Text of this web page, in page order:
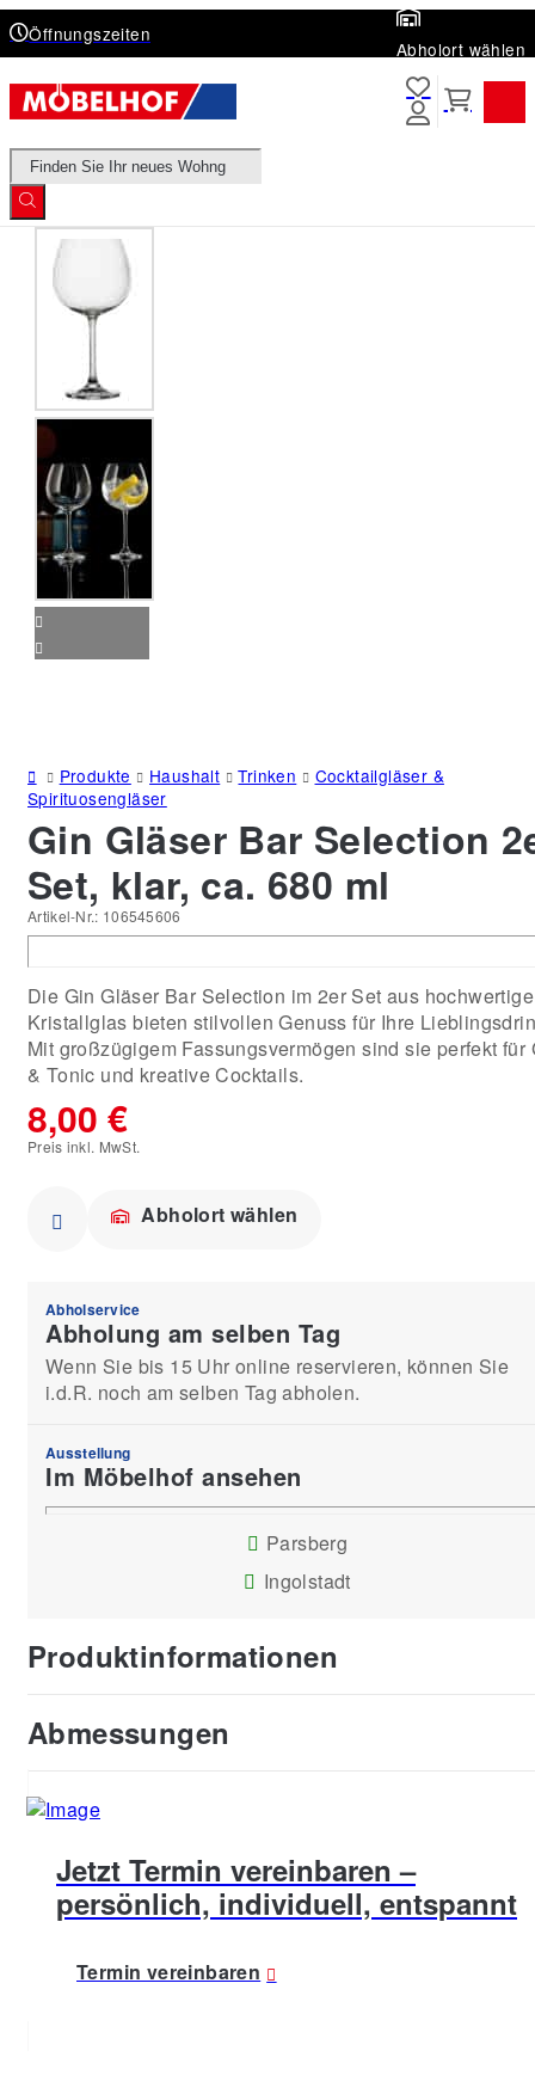
Öffnungszeiten
Abholort wählen
Products
search
Produkte Haushalt Trinken
Cocktailgläser &
Spirituosengläser
Gin Gläser Bar Selection
Set, klar, ca. 680 ml
Artikel-Nr.: 106545606
Die Gin Gläser Bar Selection im 2er Set aus
Kristallglas bieten stilvollen Genuss für Ihre
Mit großzügigem Fassungsvermögen sind sie perfekt für
& Tonic und kreative Cocktails.
8,00 €
Preis inkl. MwSt.
Abholort wählen
Abholservice
Abholung am selben Tag
Wenn Sie bis 15 Uhr online reservieren, können Sie
i.d.R. noch am selben Tag abholen.
Ausstellung
Im Möbelhof ansehen
Parsberg
Ingolstadt
Produktinformationen
Abmessungen
Jetzt Termin vereinbaren –
persönlich, individuell, entspannt
Termin vereinbaren